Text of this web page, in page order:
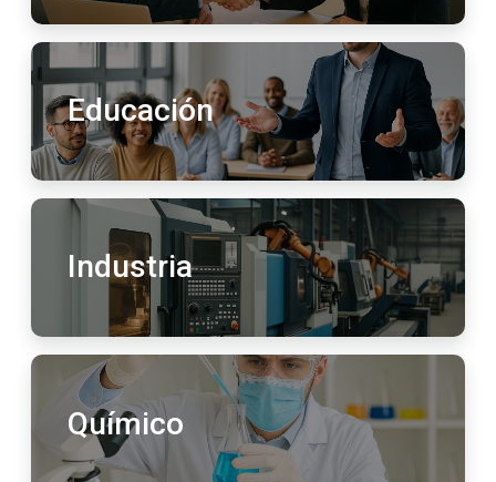
Educación
Industria
Químico